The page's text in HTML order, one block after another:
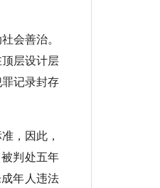
会善治。
层设计层
记录封存
，因此，
判处五年
年人违法